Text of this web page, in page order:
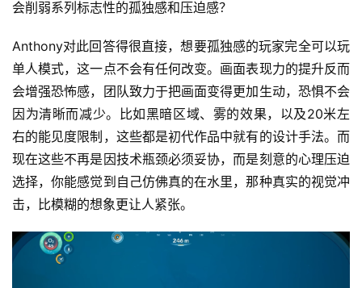
会削弱系列标志性的孤独感和压迫感？
Anthony对此回答得很直接，想要孤独感的玩家完全可以玩
单人模式，这一点不会有任何改变。画面表现力的提升反而
会增强恐怖感，团队致力于把画面变得更加生动，恐惧不会
因为清晰而减少。比如黑暗区域、雾的效果，以及20米左
右的能见度限制，这些都是初代作品中就有的设计手法。而
现在这些不再是因技术瓶颈必须妥协，而是刻意的心理压迫
选择，你能感觉到自己仿佛真的在水里，那种真实的视觉冲
击，比模糊的想象更让人紧张。